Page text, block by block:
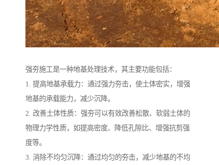
强夯施工是一种地基处理技术，其主要功能包括：
1. 提高地基承载力：通过强力夯击，使土体密实，增强
地基的承载能力，减少沉降。
2. 改善土体性质：强夯可以有效改善松散、软弱土体的
物理力学性质，如提高密度、降低孔隙比、增强抗剪强
度等。
3. 消除不均匀沉降：通过均匀的夯击，减少地基的不均